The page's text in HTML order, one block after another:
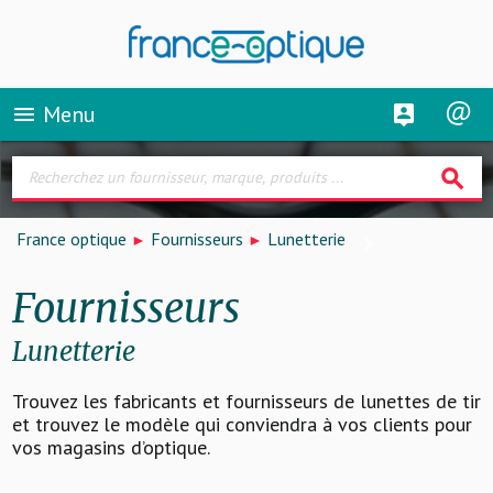
menu Menu
search
France optique Fournisseurs Lunetterie
Fournisseurs
Lunetterie
Trouvez les fabricants et fournisseurs de lunettes de tir
et trouvez le modèle qui conviendra à vos clients pour
vos magasins d’optique.